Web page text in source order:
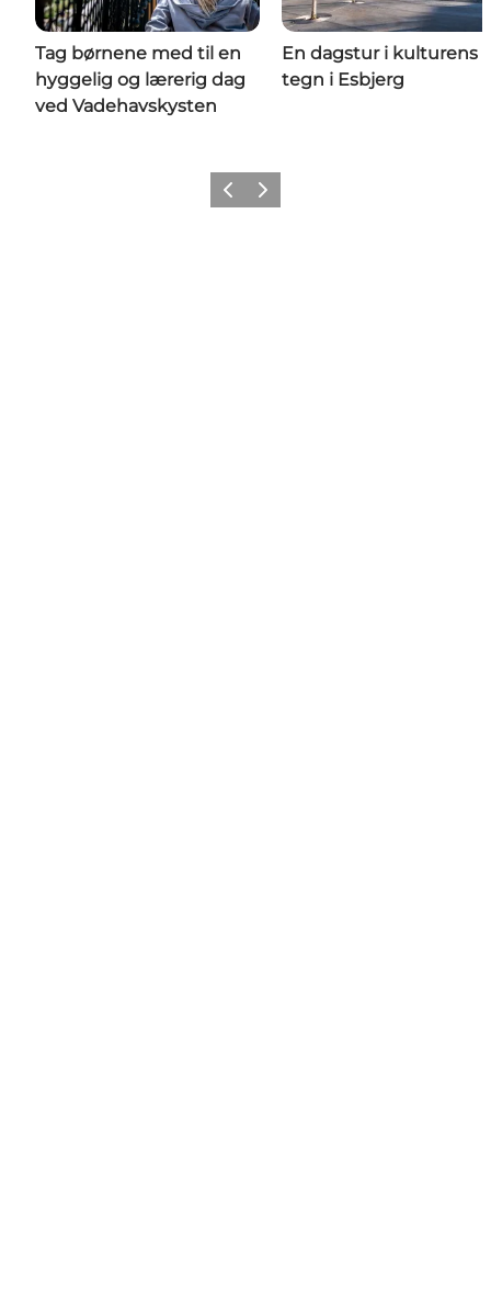
Tag børnene med til en
hyggelig og lærerig dag
ved Vadehavskysten
En dagstur i kulturens
tegn i Esbjerg
ForrigeNæste